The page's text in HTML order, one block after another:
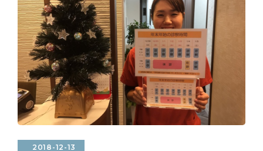
2018-12-13